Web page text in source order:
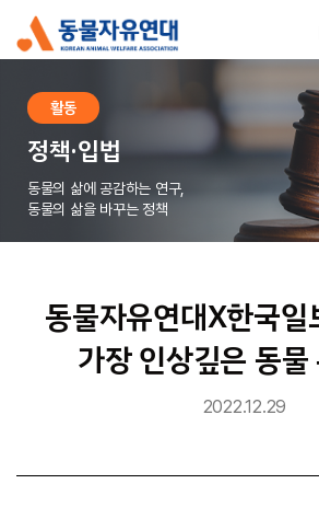
활동
정책·입법
동물의 삶에 공감하는 연구,
동물의 삶을 바꾸는 정책
동물자유연대X한국
가장 인상깊은 동물
2022.12.29